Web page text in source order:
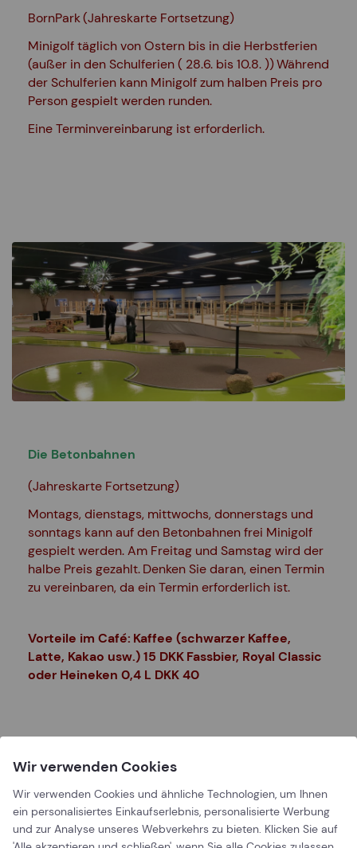
BornPark(Jahreskarte Fortsetzung)
Minigolf täglich von Ostern bis in die Herbstferien
(außer in den Schulferien ( 28.6. bis 10.8. ))Während
der Schulferien kann Minigolf zum halben Preis pro
Person gespielt werden runden.
Eine Terminvereinbarung ist erforderlich.
Die Betonbahnen
(Jahreskarte Fortsetzung)
Montags, dienstags, mittwochs, donnerstags und
sonntags kann auf den Betonbahnen frei Minigolf
gespielt werden. Am Freitag und Samstag wird der
halbe Preis gezahlt.Denken Sie daran, einen Termin
zu vereinbaren, da ein Termin erforderlich ist.
Vorteile im Café: Kaffee (schwarzer Kaffee,
Latte, Kakao usw.) 15 DKKFassbier, Royal Classic
oder Heineken 0,4 L DKK 40
Wir verwenden Cookies
Wir verwenden Cookies und ähnliche Technologien, um Ihnen
ein personalisiertes Einkaufserlebnis, personalisierte Werbung
und zur Analyse unseres Webverkehrs zu bieten. Klicken Sie auf